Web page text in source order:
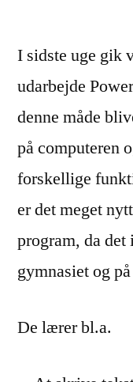
I sidste uge gik
udarbejde
denne måde
på computeren
forskellige
er det meget
program, da det
gymnasiet og
De lærer bl.a.